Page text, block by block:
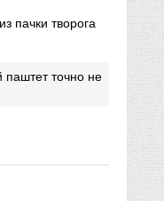
пачки творога
паштет точно не